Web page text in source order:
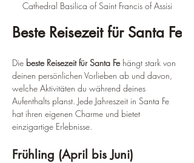
Cathedral Basilica of Saint Francis of Assisi
Beste Reisezeit für Santa Fe
Die beste Reisezeit für Santa Fe hängt stark von
deinen persönlichen Vorlieben ab und davon,
welche Aktivitäten du während deines
Aufenthalts planst. Jede Jahreszeit in Santa Fe
hat ihren eigenen Charme und bietet
einzigartige Erlebnisse.
Frühling (April bis Juni)